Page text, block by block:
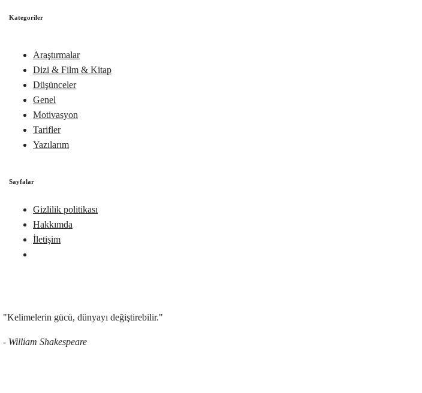
Kategoriler
Araştırmalar
Dizi & Film & Kitap
Düşünceler
Genel
Motivasyon
Tarifler
Yazılarım
Sayfalar
Gizlilik politikası
Hakkımda
İletişim
"Kelimelerin gücü, dünyayı değiştirebilir."
- William Shakespeare